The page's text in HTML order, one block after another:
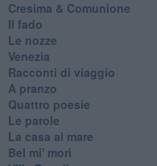
Cresima & Comunione
Il fado
Le nozze
Venezia
Racconti di viaggio
A pranzo
Quattro poesie
Le parole
La casa al mare
Bel mi' morì